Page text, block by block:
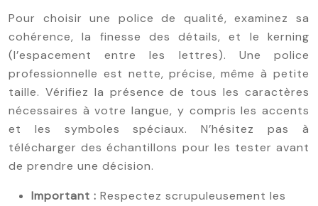
Pour choisir une police de qualité, examinez sa
cohérence, la finesse des détails, et le kerning
(l’espacement entre les lettres). Une police
professionnelle est nette, précise, même à petite
taille. Vérifiez la présence de tous les caractères
nécessaires à votre langue, y compris les accents
et les symboles spéciaux. N’hésitez pas à
télécharger des échantillons pour les tester avant
de prendre une décision.
Important : Respectez scrupuleusement les